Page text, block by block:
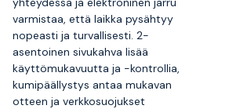
varmistaa, että laikka pysähtyy
nopeasti ja turvallisesti. 2-
asentoinen sivukahva lisää
käyttömukavuutta ja -kontrollia,
kumipäällystys antaa mukavan
otteen ja verkkosuojukset